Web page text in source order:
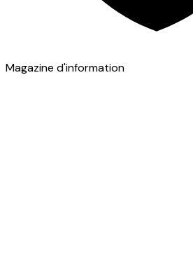
Magazine d'information